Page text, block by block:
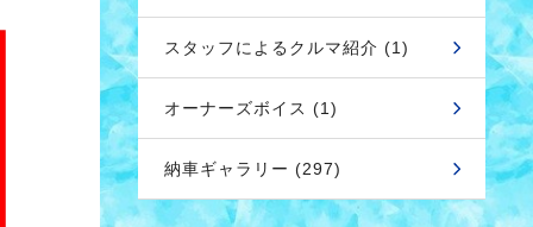
スタッフによるクルマ紹介 (1)
オーナーズボイス (1)
納車ギャラリー (297)